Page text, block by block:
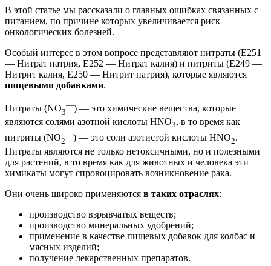
В этой статье мы рассказали о главных ошибках связанных с
питанием, по причине которых увеличивается риск
онкологических болезней.
Особый интерес в этом вопросе представляют нитраты (E251
— Нитрат натрия, E252 — Нитрат калия) и нитриты (E249 —
Нитрит калия, E250 — Нитрит натрия), которые являются
пищевыми добавками.
Нитраты (NO3
—) — это химические вещества, которые
являются солями азотной кислоты HNO3, в то время как
нитриты (NO2
—) — это соли азотистой кислоты HNO2.
Нитраты являются не только нетоксичными, но и полезными
для растений, в то время как для животных и человека эти
химикаты могут спровоцировать возникновение рака.
Они очень широко применяются в таких отраслях:
производство взрывчатых веществ;
производство минеральных удобрений;
применение в качестве пищевых добавок для колбас и
мясных изделий;
получение лекарственных препаратов.